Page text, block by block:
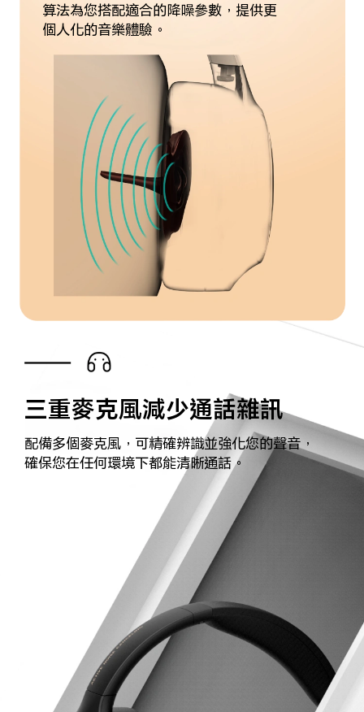
算法為您搭配適合的降噪參數，提供更
個人化的音樂體驗。
三重麥克風減少通話雜訊
配備多個麥克風，可精確辨識並強化您的聲音，
確保您在任何環境下都能清晰通話。